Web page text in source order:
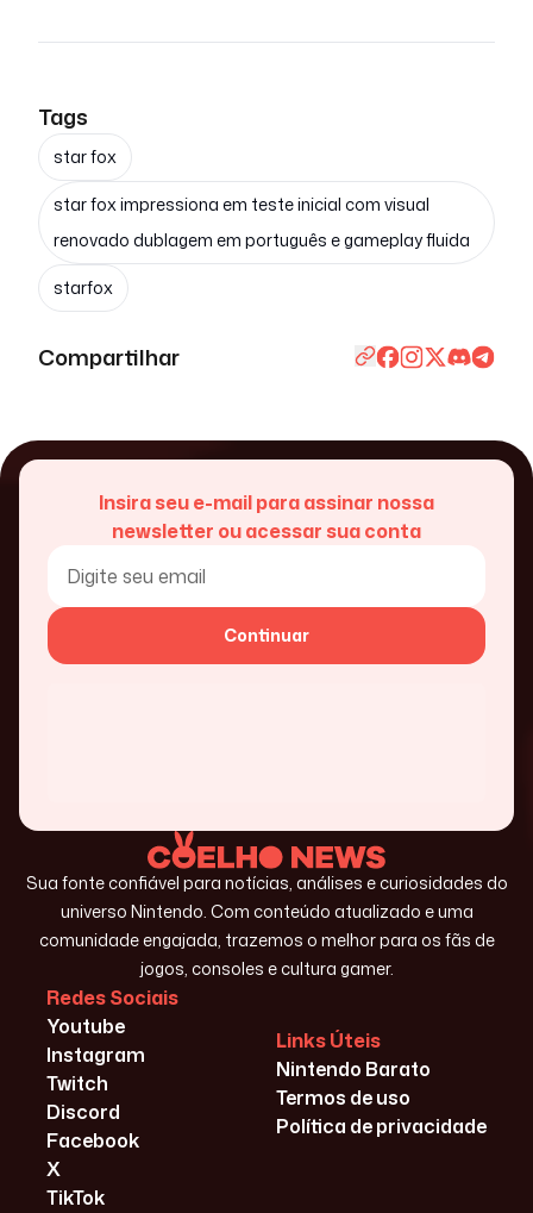
Tags
star fox
star fox impressiona em teste inicial com visual
renovado dublagem em português e gameplay fluida
starfox
Compartilhar
Insira seu e-mail para assinar nossa
newsletter ou acessar sua conta
Continuar
Sua fonte confiável para notícias, análises e curiosidades do
universo Nintendo. Com conteúdo atualizado e uma
comunidade engajada, trazemos o melhor para os fãs de
jogos, consoles e cultura gamer.
Redes Sociais
Youtube
Instagram
Twitch
Discord
Facebook
X
TikTok
Links Úteis
Nintendo Barato
Termos de uso
Política de privacidade